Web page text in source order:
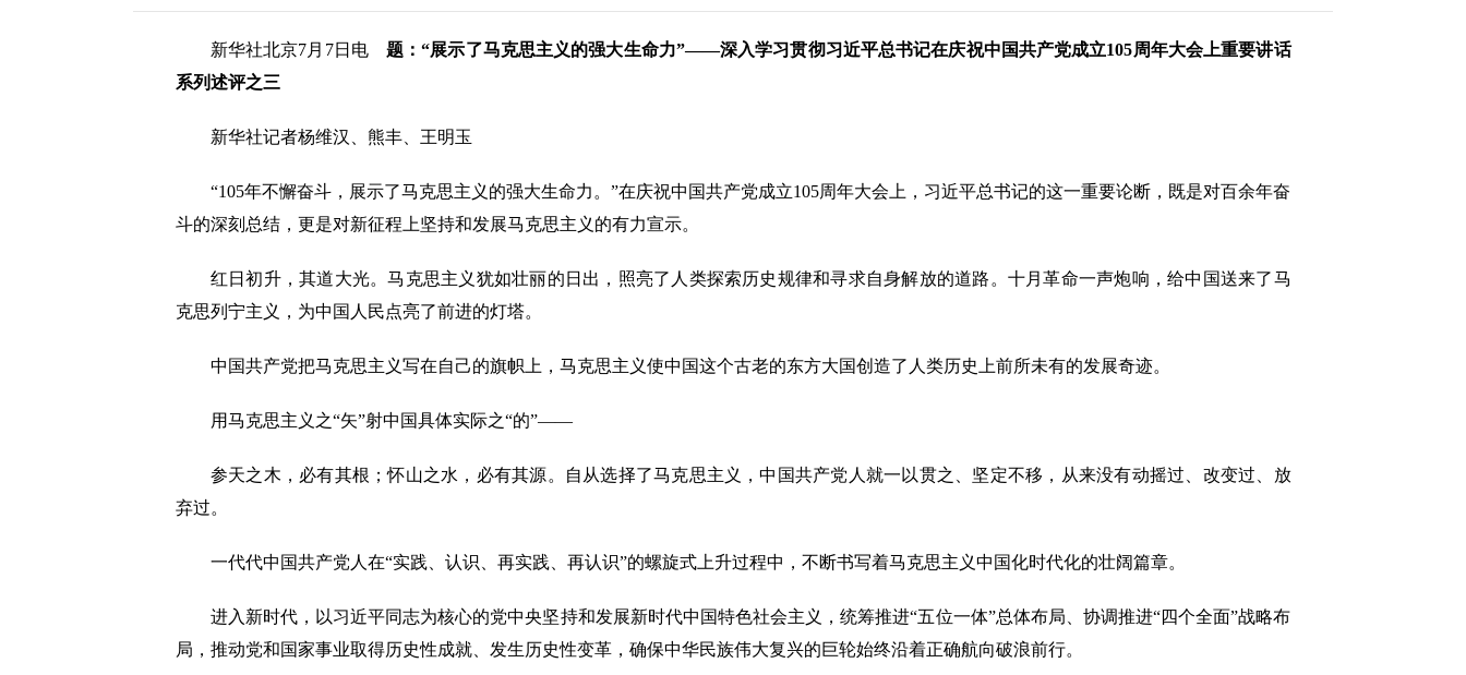
新华社北京7月7日电 题：“展示了马克思主义的强大生命力”——深入学习贯彻习近平总书记在庆祝中国共产党成立105周年大会上重要讲话
系列述评之三
新华社记者杨维汉、熊丰、王明玉
“105年不懈奋斗，展示了马克思主义的强大生命力。”在庆祝中国共产党成立105周年大会上，习近平总书记的这一重要论断，既是对百余年奋
斗的深刻总结，更是对新征程上坚持和发展马克思主义的有力宣示。
红日初升，其道大光。马克思主义犹如壮丽的日出，照亮了人类探索历史规律和寻求自身解放的道路。十月革命一声炮响，给中国送来了马
克思列宁主义，为中国人民点亮了前进的灯塔。
中国共产党把马克思主义写在自己的旗帜上，马克思主义使中国这个古老的东方大国创造了人类历史上前所未有的发展奇迹。
用马克思主义之“矢”射中国具体实际之“的”——
参天之木，必有其根；怀山之水，必有其源。自从选择了马克思主义，中国共产党人就一以贯之、坚定不移，从来没有动摇过、改变过、放
弃过。
一代代中国共产党人在“实践、认识、再实践、再认识”的螺旋式上升过程中，不断书写着马克思主义中国化时代化的壮阔篇章。
进入新时代，以习近平同志为核心的党中央坚持和发展新时代中国特色社会主义，统筹推进“五位一体”总体布局、协调推进“四个全面”战略布
局，推动党和国家事业取得历史性成就、发生历史性变革，确保中华民族伟大复兴的巨轮始终沿着正确航向破浪前行。